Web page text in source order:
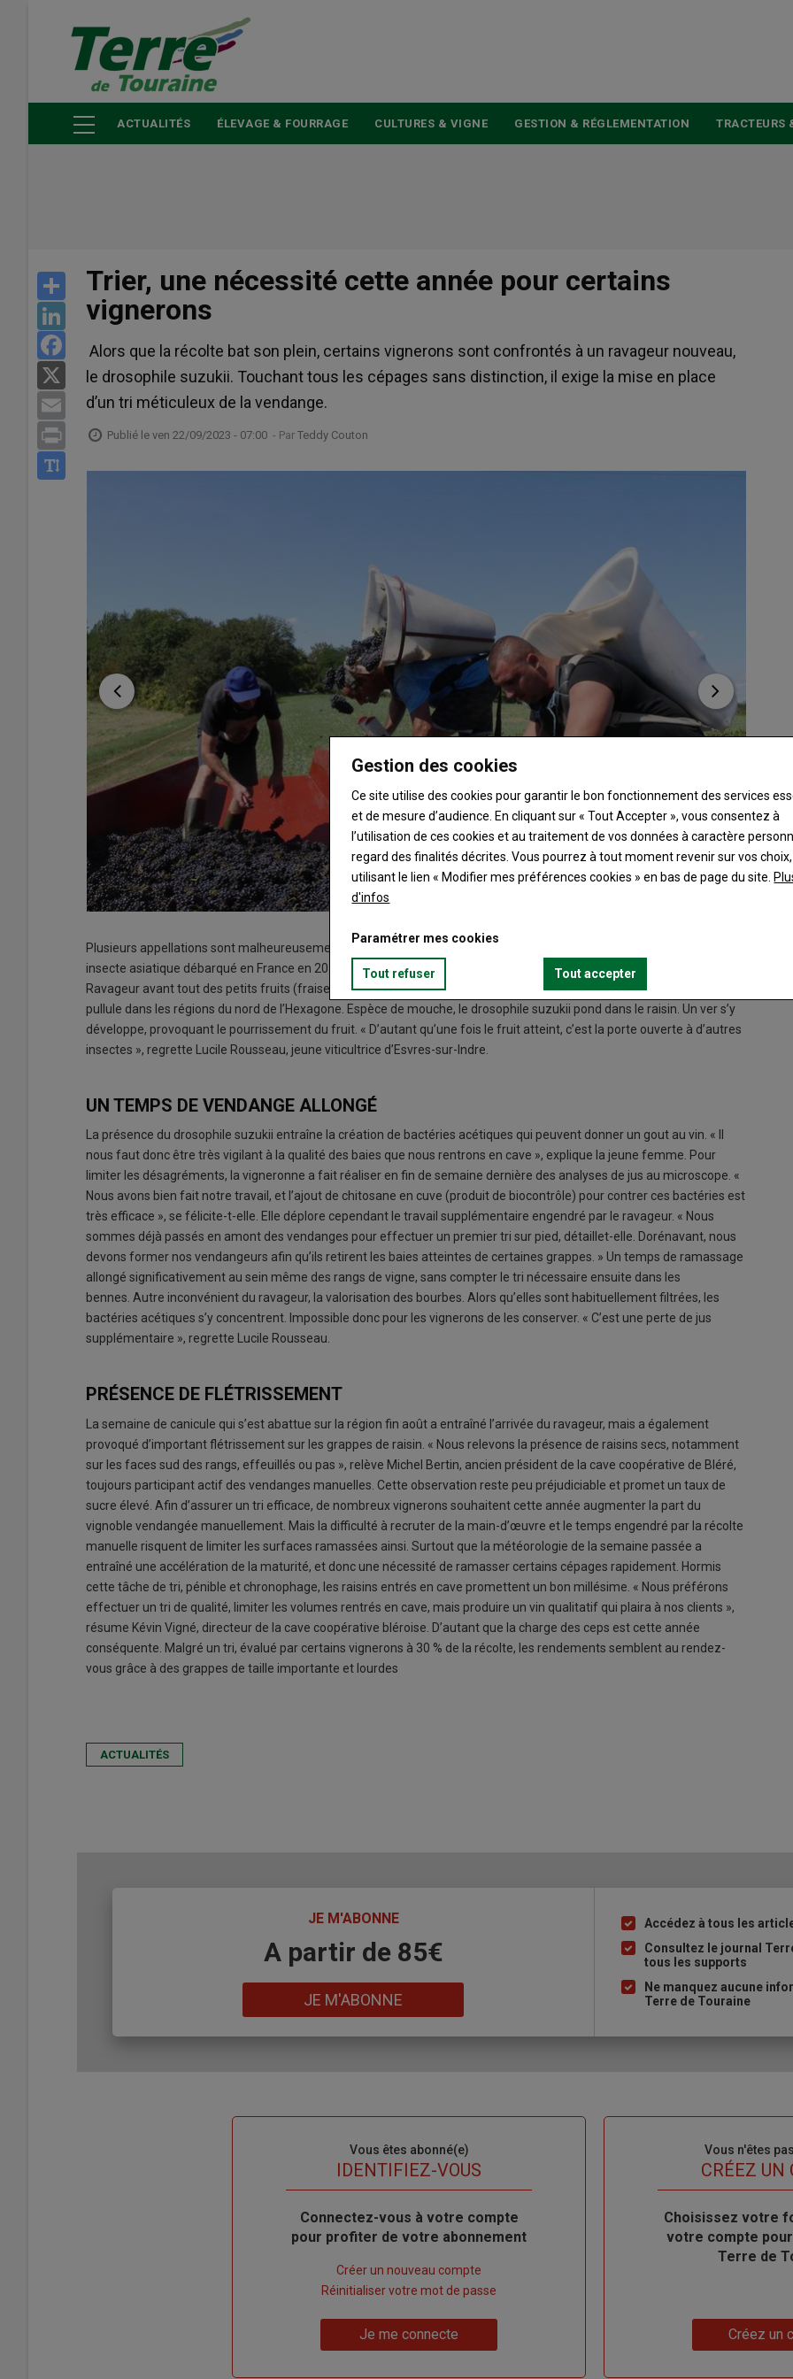
principal
ACTUALITÉS ÉLEVAGE & FOURRAGE CULTURES & VIGNE GESTION & RÉGLEMENTATION TRACTEURS
LinkedIn
Facebook
Email
Print
Trier, une nécessité cette année pour certains
vignerons
Alors que la récolte bat son plein, certains vignerons sont confrontés à un ravageur nouveau,
le drosophile suzukii. Touchant tous les cépages sans distinction, il exige la mise en place
d’un tri méticuleux de la vendange.
Publié le ven 22/09/2023 - 07:00 - Par Teddy Couton
Plusieurs appellations sont malheureusement victime cette année d’un prédateur préoccupant. Le drosophile suzukii,
insecte asiatique débarqué en France en 2010, se cantonnait jusque-là principalement aux régions du sud de la France.
Ravageur avant tout des petits fruits (fraise, framboise, groseille, etc.), voici dorénavant qu’il s’attaque aux raisins et
pullule dans les régions du nord de l’Hexagone. Espèce de mouche, le drosophile suzukii pond dans le raisin. Un ver s’y
développe, provoquant le pourrissement du fruit. « D’autant qu’une fois le fruit atteint, c’est la porte ouverte à d’autres
insectes », regrette Lucile Rousseau, jeune viticultrice d’Esvres-sur-Indre.
UN TEMPS DE VENDANGE ALLONGÉ
La présence du drosophile suzukii entraîne la création de bactéries acétiques qui peuvent donner un gout au vin. « Il
nous faut donc être très vigilant à la qualité des baies que nous rentrons en cave », explique la jeune femme. Pour
limiter les désagréments, la vigneronne a fait réaliser en fin de semaine dernière des analyses de jus au microscope. «
Nous avons bien fait notre travail, et l’ajout de chitosane en cuve (produit de biocontrôle) pour contrer ces bactéries est
très efficace », se félicite-t-elle. Elle déplore cependant le travail supplémentaire engendré par le ravageur. « Nous
sommes déjà passés en amont des vendanges pour effectuer un premier tri sur pied, détaillet-elle. Dorénavant, nous
devons former nos vendangeurs afin qu’ils retirent les baies atteintes de certaines grappes. » Un temps de ramassage
allongé significativement au sein même des rangs de vigne, sans compter le tri nécessaire ensuite dans les
bennes. Autre inconvénient du ravageur, la valorisation des bourbes. Alors qu’elles sont habituellement filtrées, les
bactéries acétiques s’y concentrent. Impossible donc pour les vignerons de les conserver. « C’est une perte de jus
supplémentaire », regrette Lucile Rousseau.
PRÉSENCE DE FLÉTRISSEMENT
La semaine de canicule qui s’est abattue sur la région fin août a entraîné l’arrivée du ravageur, mais a également
provoqué d’important flétrissement sur les grappes de raisin. « Nous relevons la présence de raisins secs, notamment
sur les faces sud des rangs, effeuillés ou pas », relève Michel Bertin, ancien président de la cave coopérative de Bléré,
toujours participant actif des vendanges manuelles. Cette observation reste peu préjudiciable et promet un taux de
sucre élevé. Afin d’assurer un tri efficace, de nombreux vignerons souhaitent cette année augmenter la part du
vignoble vendangée manuellement. Mais la difficulté à recruter de la main-d’œuvre et le temps engendré par la récolte
manuelle risquent de limiter les surfaces ramassées ainsi. Surtout que la météorologie de la semaine passée a
entraîné une accélération de la maturité, et donc une nécessité de ramasser certains cépages rapidement. Hormis
cette tâche de tri, pénible et chronophage, les raisins entrés en cave promettent un bon millésime. « Nous préférons
effectuer un tri de qualité, limiter les volumes rentrés en cave, mais produire un vin qualitatif qui plaira à nos clients »,
résume Kévin Vigné, directeur de la cave coopérative bléroise. D’autant que la charge des ceps est cette année
conséquente. Malgré un tri, évalué par certains vignerons à 30 % de la récolte, les rendements semblent au rendez-
vous grâce à des grappes de taille importante et lourdes
ACTUALITÉS
JE M'ABONNE
A partir de 85€
JE M'ABONNE
Liste
à
puce
Accédez à tous les
Consultez le journal
tous les supports
Ne manquez aucune
Terre de Touraine
Vous êtes abonné(e)
IDENTIFIEZ-VOUS
Body
Connectez-vous à votre compte
pour profiter de votre abonnement
compte"
Créer un nouveau compte
Réinitialiser votre mot de passe
Je me connecte
Vous n'êtes
TITRECRÉEZ UN
Body
Choisissez votre
votre compte
Terre de
Créez un
Gestion des cookies
Ce site utilise des cookies pour garantir le bon fonctionnement des services
et de mesure d’audience. En cliquant sur « Tout Accepter », vous consentez à
l’utilisation de ces cookies et au traitement de vos données à caractère
regard des finalités décrites. Vous pourrez à tout moment revenir sur vos
utilisant le lien « Modifier mes préférences cookies » en bas de page du site.
d'infos
Paramétrer mes cookies
Tout refuser Tout accepter